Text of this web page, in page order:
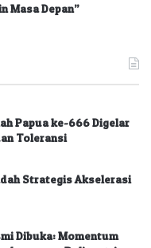
Masa Depan”
Papua ke-666 Digelar
Toleransi
Strategis Akselerasi
Dibuka: Momentum